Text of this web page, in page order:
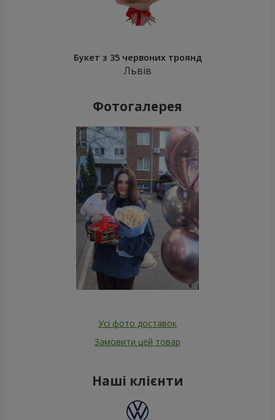
Букет з 35 червоних троянд
Львів
Фотогалерея
Усі фото доставок
Замовити цей товар
Наші клієнти